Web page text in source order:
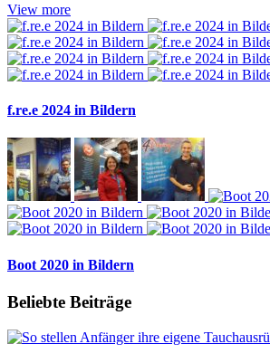
View more
f.re.e 2024 in Bildern
Boot 2020 in Bildern
Beliebte Beiträge